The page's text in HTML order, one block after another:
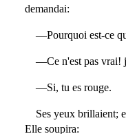
demandai:
—Pourquoi est-ce
—Ce n'est pas vrai!
—Si, tu es rouge.
Ses yeux brillaient;
Elle soupira: